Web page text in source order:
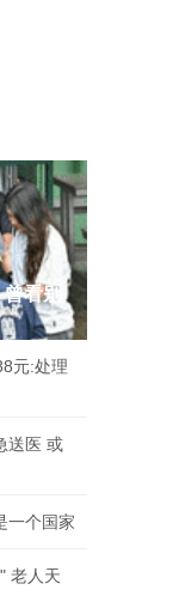
看别
元:处理
送医 或
一个国家
老人天